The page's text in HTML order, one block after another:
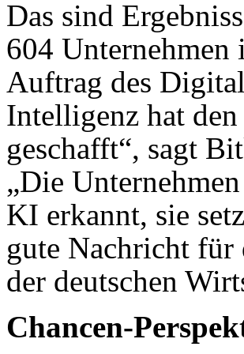
Das sind
604 Unternehmen
Auftrag des
Intelligenz hat
geschafft“, sagt
„Die
KI erkannt, sie
gute Nachricht
der deutschen
Chancen-